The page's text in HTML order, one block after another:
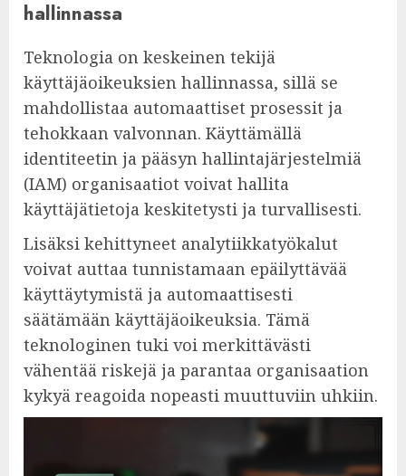
hallinnassa
Teknologia on keskeinen tekijä
käyttäjäoikeuksien hallinnassa, sillä se
mahdollistaa automaattiset prosessit ja
tehokkaan valvonnan. Käyttämällä
identiteetin ja pääsyn hallintajärjestelmiä
(IAM) organisaatiot voivat hallita
käyttäjätietoja keskitetysti ja turvallisesti.
Lisäksi kehittyneet analytiikkatyökalut
voivat auttaa tunnistamaan epäilyttävää
käyttäytymistä ja automaattisesti
säätämään käyttäjäoikeuksia. Tämä
teknologinen tuki voi merkittävästi
vähentää riskejä ja parantaa organisaation
kykyä reagoida nopeasti muuttuviin uhkiin.